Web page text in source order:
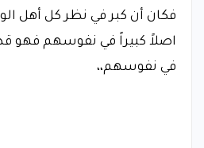
فكان أن كبر في نظر كل أهل
اصلاً كبيراً في نفوسهم فهو قد
في نفوسهم،،